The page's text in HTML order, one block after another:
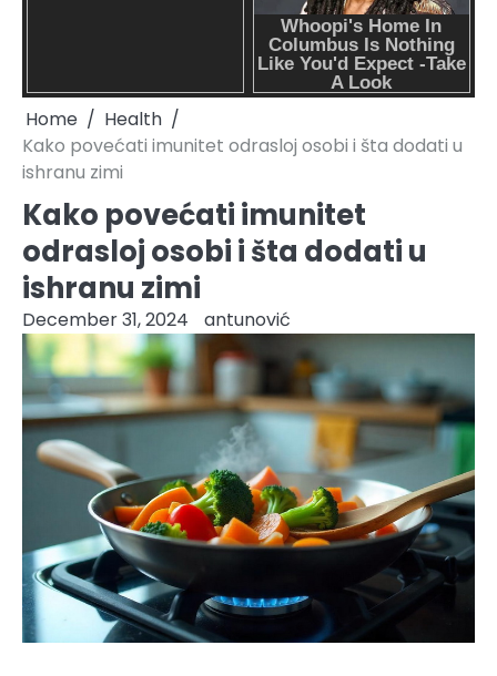
Home
Health
Kako povećati imunitet odrasloj osobi i šta dodati u
ishranu zimi
Kako povećati imunitet
odrasloj osobi i šta dodati u
ishranu zimi
December 31, 2024 antunović